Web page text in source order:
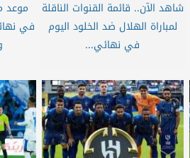
شاهد الآن.. قائمة القنوات الناقلة
لمباراة الهلال ضد الخلود اليوم
في نهائي...
موعد
في